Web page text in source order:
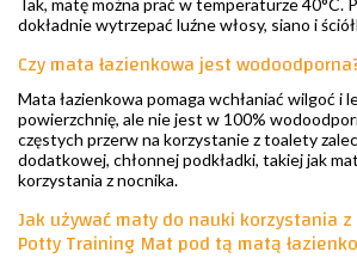
Tak, matę można prać w temperaturze 40°C.
dokładnie wytrzepać luźne włosy, siano i
Czy mata łazienkowa jest
Mata łazienkowa pomaga wchłaniać wilgoć i
powierzchnię, ale nie jest w 100%
częstych przerw na korzystanie z toalety
dodatkowej, chłonnej podkładki, takiej jak
korzystania z nocnika.
Jak używać maty do nauki korzystania
Potty Training Mat pod tą matą